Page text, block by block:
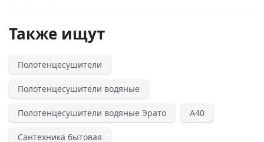
Также ищут
Полотенцесушители
Полотенцесушители водяные
Полотенцесушители водяные Эрато А40
Сантехника бытовая